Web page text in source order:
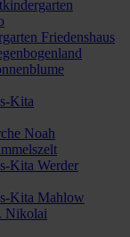
Friedenshaus
Kita
Noah
Kita Werder
Kita Mahlow
Nikolai